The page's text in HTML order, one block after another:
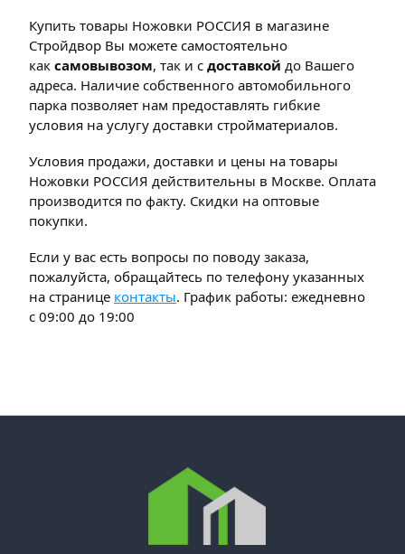
Купить товары Ножовки РОССИЯ в магазине
Стройдвор Вы можете самостоятельно
как самовывозом, так и с доставкой до Вашего
адреса. Наличие собственного автомобильного
парка позволяет нам предоставлять гибкие
условия на услугу доставки стройматериалов.
Условия продажи, доставки и цены на товары
Ножовки РОССИЯ действительны в Москве. Оплата
производится по факту. Скидки на оптовые
покупки.
Если у вас есть вопросы по поводу заказа,
пожалуйста, обращайтесь по телефону указанных
на странице контакты. График работы: ежедневно
с 09:00 до 19:00